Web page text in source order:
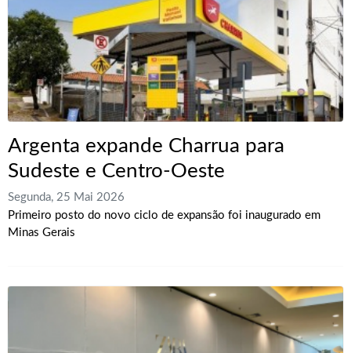
Argenta expande Charrua para
Sudeste e Centro-Oeste
Segunda, 25 Mai 2026
Primeiro posto do novo ciclo de expansão foi inaugurado em
Minas Gerais